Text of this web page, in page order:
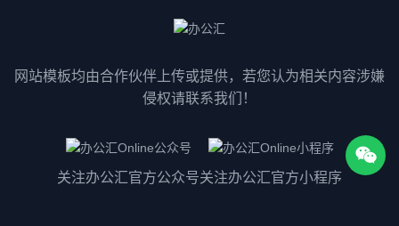
网站模板均由合作伙伴上传或提供，若您认为相关内容涉嫌
侵权请联系我们！
关注办公汇官方公众号关注办公汇官方小程序